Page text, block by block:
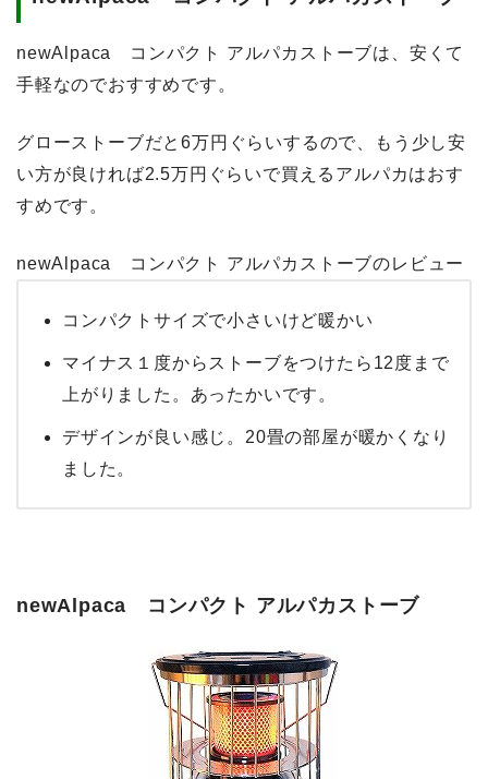
newAlpaca コンパクト アルパカストーブは、安くて
手軽なのでおすすめです。
グローストーブだと6万円ぐらいするので、もう少し安
い方が良ければ2.5万円ぐらいで買えるアルパカはおす
すめです。
newAlpaca コンパクト アルパカストーブのレビュー
コンパクトサイズで小さいけど暖かい
マイナス１度からストーブをつけたら12度まで
上がりました。あったかいです。
デザインが良い感じ。20畳の部屋が暖かくなり
ました。
newAlpaca コンパクト アルパカストーブ